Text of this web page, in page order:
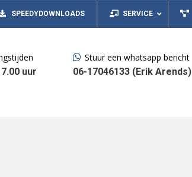
SPEEDYDOWNLOADS SERVICE
uur
Stuur een whatsapp bericht
06-17046133 (Erik Arends)